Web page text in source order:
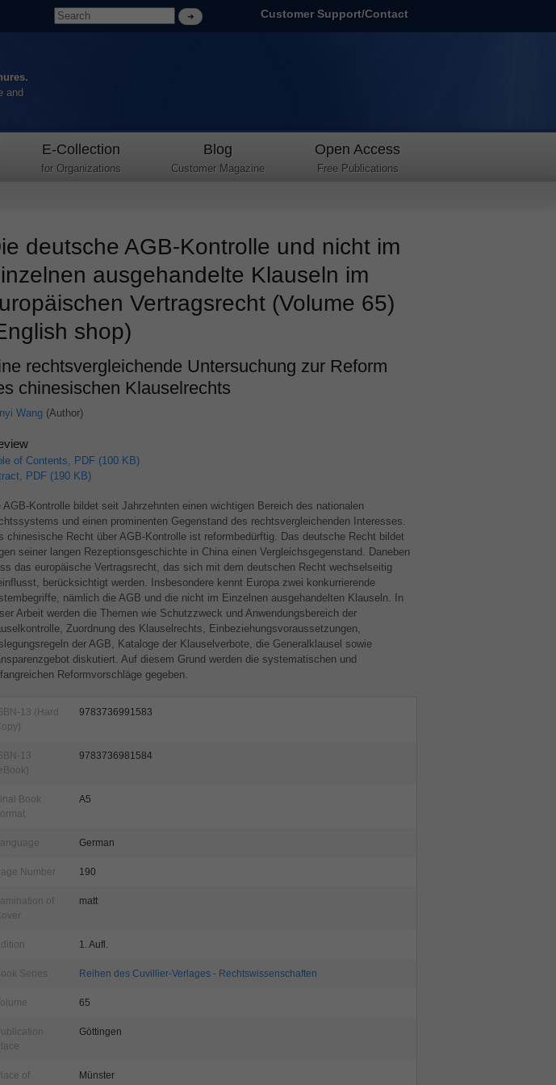
Customer Support/Contact
and
E-Collection
for Organizations
Blog
Customer Magazine
Open Access
Free Publications
deutsche AGB-Kontrolle und nicht im
ausgehandelte Klauseln im
Vertragsrecht (Volume 65)
shop)
rechtsvergleichende Untersuchung zur Reform
chinesischen Klauselrechts
Wang(Author)
of Contents, PDF (100 KB)
PDF (190 KB)
AGB-Kontrolle bildet seit Jahrzehnten einen wichtigen Bereich des nationalen
und einen prominenten Gegenstand des rechtsvergleichenden Interesses.
chinesische Recht über AGB-Kontrolle ist reformbedürftig. Das deutsche Recht bildet
seiner langen Rezeptionsgeschichte in China einen Vergleichsgegenstand. Daneben
das europäische Vertragsrecht, das sich mit dem deutschen Recht wechselseitig
berücksichtigt werden. Insbesondere kennt Europa zwei konkurrierende
nämlich die AGB und die nicht im Einzelnen ausgehandelten Klauseln. In
Arbeit werden die Themen wie Schutzzweck und Anwendungsbereich der
Zuordnung des Klauselrechts, Einbeziehungsvoraussetzungen,
der AGB, Kataloge der Klauselverbote, die Generalklausel sowie
diskutiert. Auf diesem Grund werden die systematischen und
Reformvorschläge gegeben.
13 (Hard
9783736991583
13
9783736981584
Book
A5
German
Number 190
of
matt
1. Aufl.
Series Reihen des Cuvillier-Verlages - Rechtswissenschaften
65
Göttingen
of
Münster